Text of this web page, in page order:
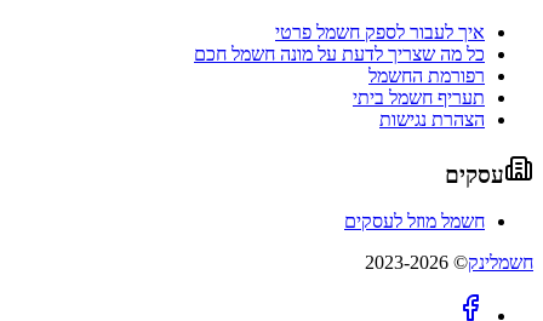
איך לעבור לספק חשמל פרטי
כל מה שצריך לדעת על מונה חשמל חכם
רפורמת החשמל
תעריף חשמל ביתי
הצהרת נגישות
עסקים
חשמל מוזל לעסקים
חשמלינק© 2023-2026